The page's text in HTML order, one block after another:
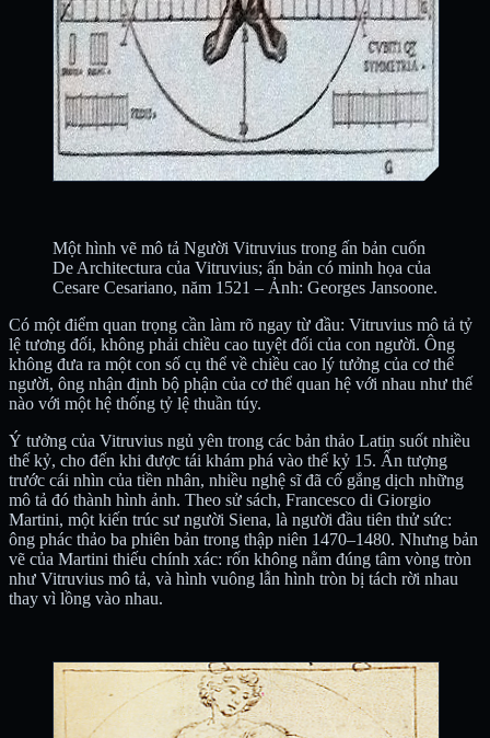
Một hình vẽ mô tả Người Vitruvius trong ấn bản cuốn
De Architectura của Vitruvius; ấn bản có minh họa của
Cesare Cesariano, năm 1521 – Ảnh: Georges Jansoone.
Có một điểm quan trọng cần làm rõ ngay từ đầu: Vitruvius mô tả tỷ
lệ tương đối, không phải chiều cao tuyệt đối của con người. Ông
không đưa ra một con số cụ thể về chiều cao lý tưởng của cơ thể
người, ông nhận định bộ phận của cơ thể quan hệ với nhau như thế
nào với một hệ thống tỷ lệ thuần túy.
Ý tưởng của Vitruvius ngủ yên trong các bản thảo Latin suốt nhiều
thế kỷ, cho đến khi được tái khám phá vào thế kỷ 15. Ấn tượng
trước cái nhìn của tiền nhân, nhiều nghệ sĩ đã cố gắng dịch những
mô tả đó thành hình ảnh. Theo sử sách, Francesco di Giorgio
Martini, một kiến trúc sư người Siena, là người đầu tiên thử sức:
ông phác thảo ba phiên bản trong thập niên 1470–1480. Nhưng bản
vẽ của Martini thiếu chính xác: rốn không nằm đúng tâm vòng tròn
như Vitruvius mô tả, và hình vuông lẫn hình tròn bị tách rời nhau
thay vì lồng vào nhau.